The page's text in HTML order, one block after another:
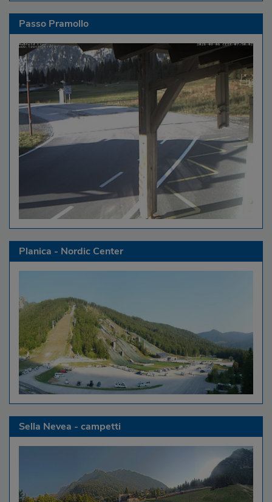
Passo Pramollo
Planica - Nordic Center
Sella Nevea - campetti